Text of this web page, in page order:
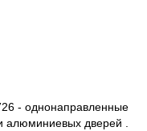
- однонаправленные
алюминиевых дверей .